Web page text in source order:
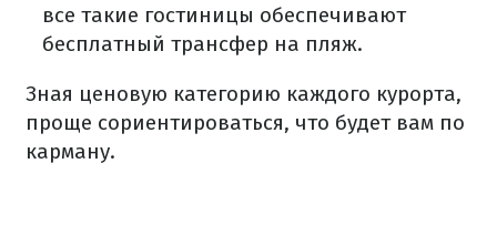
все такие гостиницы обеспечивают
бесплатный трансфер на пляж.
Зная ценовую категорию каждого курорта,
проще сориентироваться, что будет вам по
карману.